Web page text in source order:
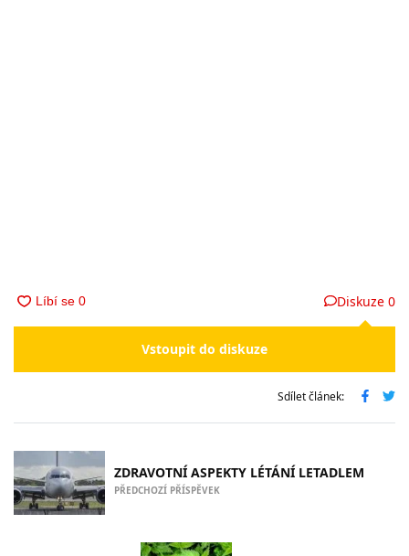
Diskuze 0
Vstoupit do diskuze
Sdílet článek:
ZDRAVOTNÍ ASPEKTY LÉTÁNÍ LETADLEM
PŘEDCHOZÍ PŘÍSPĚVEK